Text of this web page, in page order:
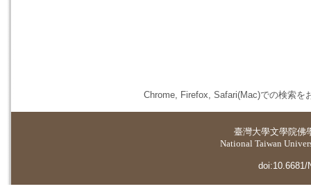
Chrome, Firefox, Safari(Mac)での検索を
臺灣大學文學院佛
National Taiwan
doi:10.6681/